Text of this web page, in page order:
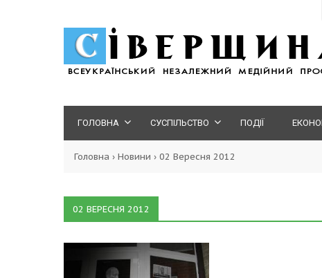
ГОЛОВНА СУСПІЛЬСТВО ПОДІЇ
Головна › Новини › 02 Вересня 2012
02 ВЕРЕСНЯ 2012